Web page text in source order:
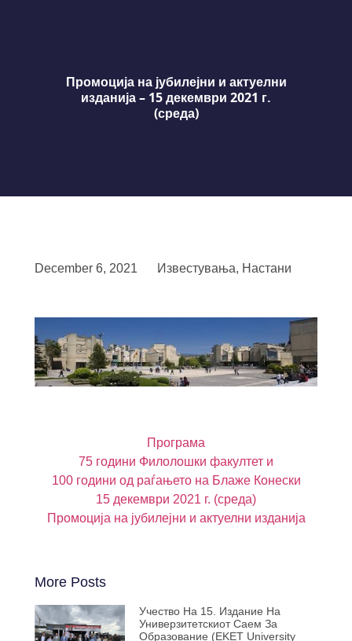
Промоција на јубилејни и актуелни
изданија – 15 декември 2021 г.
(среда)
December 6, 2021 Известувања, Настани
Програма
75 години Филолошки факултет и
100 години од раѓањето на Блаже Конески
15 декември 2021 г. (среда)
Промоција на јубилејни и актуелни изданија
More Posts
Учество На 15. Издание На
Универзитетскиот Саем За
Образование (EKET University